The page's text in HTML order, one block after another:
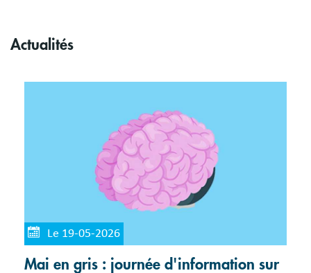
Actualités
Le 19-05-2026
Mai en gris : journée d'information sur